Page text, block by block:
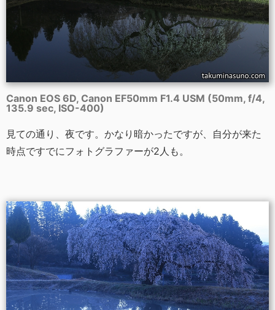
Canon EOS 6D, Canon EF50mm F1.4 USM (50mm, f/4,
135.9 sec, ISO-400)
見ての通り、夜です。かなり暗かったですが、自分が来た
時点ですでにフォトグラファーが2人も。